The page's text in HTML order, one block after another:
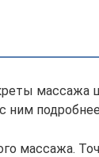
массажа
ним
массажа.